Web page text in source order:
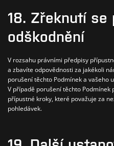
18. Zřeknutí se
odškodnění
V rozsahu právními předpisy
a zbavíte odpovědnosti za jakékoli
porušení těchto Podmínek a vašeho
V případě porušení těchto Podmínek
přípustné kroky, které považuje za
pohledávek.